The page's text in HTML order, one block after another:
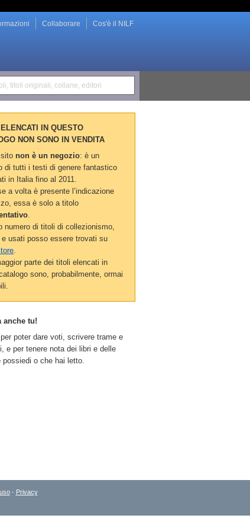
titoli originali, collane, editori
Cos'è il NILF
Collaborare
ELENCATI IN QUESTO
NON SONO IN VENDITA
non è un negozio: è un
di tutti i testi di genere fantastico
in Italia fino al 2011.
a volta è presente l’indicazione
essa è solo a titolo
numero di titoli di collezionismo,
e usati posso essere trovati su
parte dei titoli elencati in
sono, probabilmente, ormai
anche tu!
per poter dare voti, scrivere trame e
e per tenere nota dei libri e delle
possiedi o che hai letto.
- Privacy